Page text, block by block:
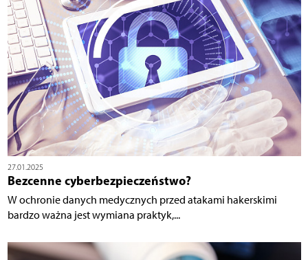
27.01.2025
Bezcenne cyberbezpieczeństwo?
W ochronie danych medycznych przed atakami hakerskimi
bardzo ważna jest wymiana praktyk,...